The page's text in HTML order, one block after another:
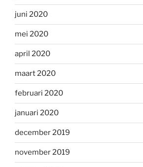
juni 2020
mei 2020
april 2020
maart 2020
februari 2020
januari 2020
december 2019
november 2019